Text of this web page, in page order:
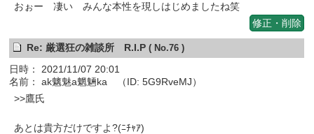
おぉー 凄い みんな本性を現しはじめましたね笑
修正・削除
Re: 厳選狂の雑談所 R.I.P( No.76 )
日時： 2021/11/07 20:01
名前： ak魑魅a魍魎ka （ID: 5G9RveMJ）
>>鷹氏
あとは貴方だけですよ?(ﾆﾁｬｱ)